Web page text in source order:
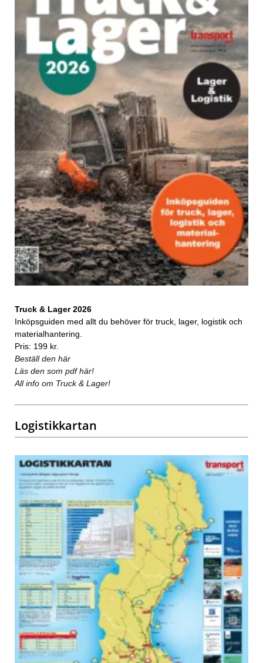
Truck & Lager 2026
Inköpsguiden med allt du behöver för truck, lager, logistik och
materialhantering.
Pris: 199 kr.
Beställ den här
Läs den som pdf här!
All info om Truck & Lager!
Logistikkartan